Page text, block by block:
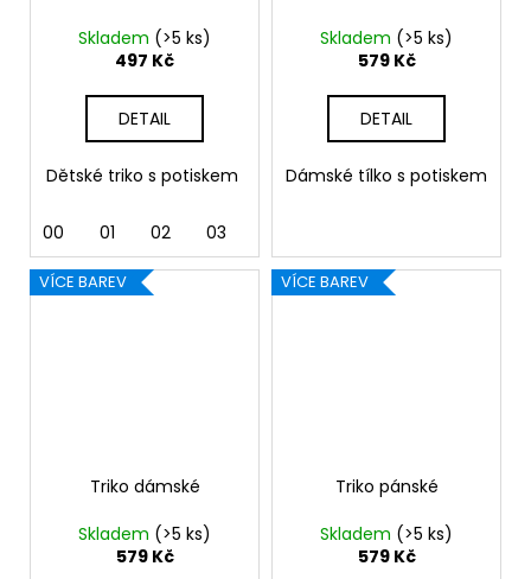
Skladem (>5 ks)
497 Kč
DETAIL
Dětské triko s potiskem
00 01 02 03
Skladem (>5 ks)
579 Kč
DETAIL
Dámské tílko s potiskem
VÍCE BAREV
Triko dámské
Skladem (>5 ks)
579 Kč
VÍCE BAREV
Triko pánské
Skladem (>5 ks)
579 Kč